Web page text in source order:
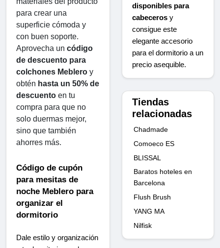
para crear una
superficie cómoda y
con buen soporte.
Aprovecha un código
de descuento para
colchones Meblero y
obtén hasta un 50% de
descuento en tu
compra para que no
solo duermas mejor,
sino que también
ahorres más.
Código de cupón
para mesitas de
noche Meblero para
organizar el
dormitorio
Dale estilo y organización
disponibles para
cabeceros y
consigue este
elegante accesorio
para el dormitorio a un
precio asequible.
Tiendas
relacionadas
Chadmade
Comoeco ES
BLISSAL
Baratos hoteles en
Barcelona
Flush Brush
YANG MA
Nilfisk